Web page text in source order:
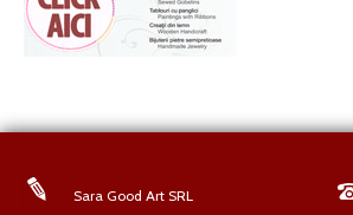
Sara Good Art SRL